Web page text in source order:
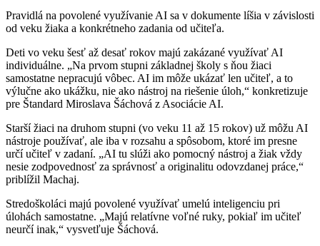
Pravidlá na povolené využívanie AI sa v dokumente líšia v závislosti
od veku žiaka a konkrétneho zadania od učiteľa.
Deti vo veku šesť až desať rokov majú zakázané využívať AI
individuálne. „Na prvom stupni základnej školy s ňou žiaci
samostatne nepracujú vôbec. AI im môže ukázať len učiteľ, a to
výlučne ako ukážku, nie ako nástroj na riešenie úloh,“ konkretizuje
pre Štandard Miroslava Šáchová z Asociácie AI.
Starší žiaci na druhom stupni (vo veku 11 až 15 rokov) už môžu AI
nástroje používať, ale iba v rozsahu a spôsobom, ktoré im presne
určí učiteľ v zadaní. „AI tu slúži ako pomocný nástroj a žiak vždy
nesie zodpovednosť za správnosť a originalitu odovzdanej práce,“
priblížil Machaj.
Stredoškoláci majú povolené využívať umelú inteligenciu pri
úlohách samostatne. „Majú relatívne voľné ruky, pokiaľ im učiteľ
neurčí inak,“ vysvetľuje Šáchová.